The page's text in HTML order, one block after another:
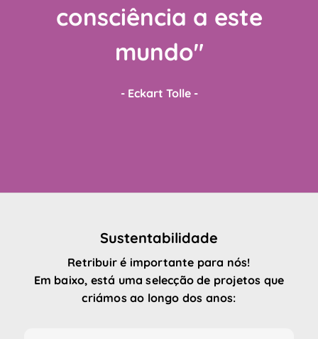
consciência a este
mundo"
- Eckart Tolle -
Sustentabilidade
Retribuir é importante para nós!
Em baixo, está uma selecção de projetos que
criámos ao longo dos anos: